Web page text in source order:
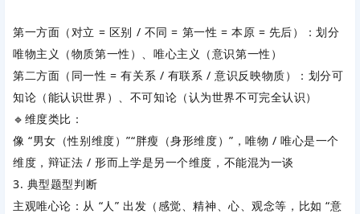
第一方面（对立 = 区别 / 不同 = 第一性 = 本原 = 先后）：划分
唯物主义（物质第一性）、唯心主义（意识第一性）
第二方面（同一性 = 有关系 / 有联系 / 意识反映物质）：划分可
知论（能认识世界）、不可知论（认为世界不可完全认识）
🔹维度类比：
像 “男女（性别维度）”“胖瘦（身形维度）”，唯物 / 唯心是一个
维度，辩证法 / 形而上学是另一个维度，不能混为一谈
3. 典型题型判断
主观唯心论：从 “人” 出发（感觉、精神、心、观念等，比如 “意